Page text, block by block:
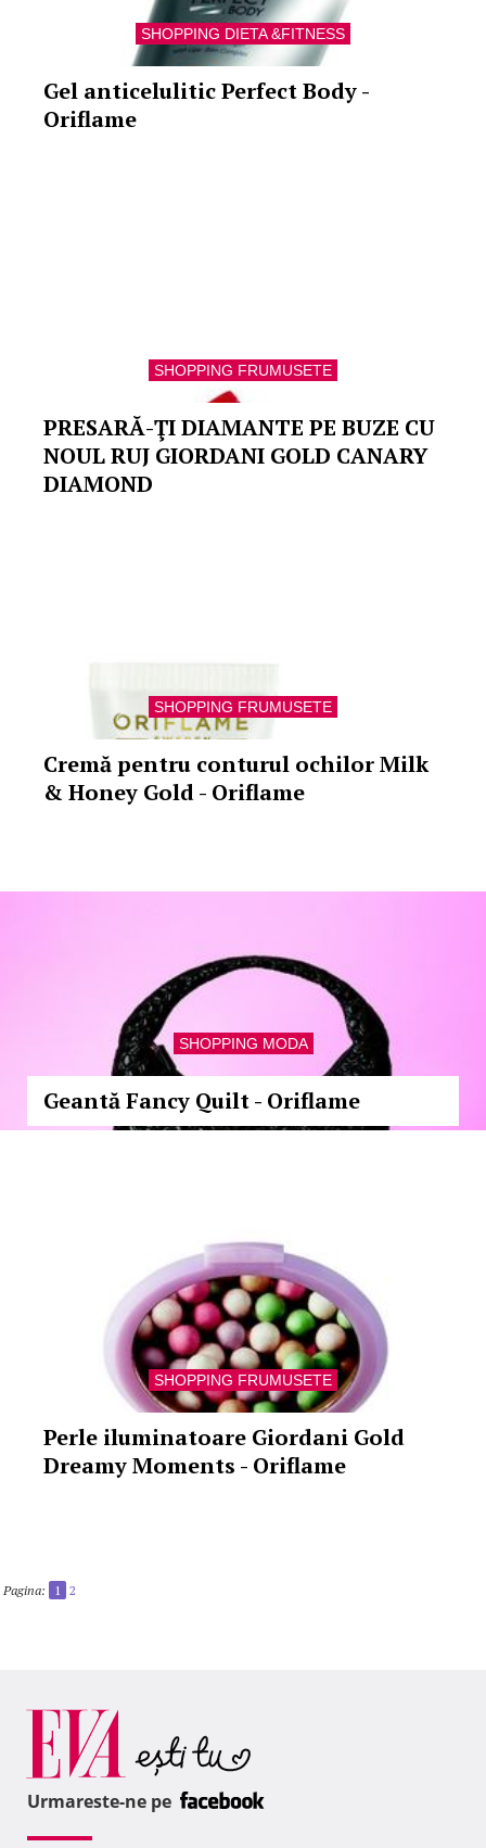
SHOPPING DIETA &FITNESS
Gel anticelulitic Perfect Body -
Oriflame
SHOPPING FRUMUSETE
PRESARĂ-ŢI DIAMANTE PE BUZE CU
NOUL RUJ GIORDANI GOLD CANARY
DIAMOND
SHOPPING FRUMUSETE
Cremă pentru conturul ochilor Milk
& Honey Gold - Oriflame
SHOPPING MODA
Geantă Fancy Quilt - Oriflame
SHOPPING FRUMUSETE
Perle iluminatoare Giordani Gold
Dreamy Moments - Oriflame
Pagina: 1 2
Urmareste-ne pe